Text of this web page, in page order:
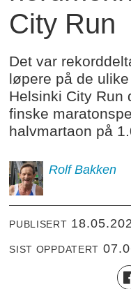
City Run
Det var
løpere på de
Helsinki City Run
finske
halvmartaon på
Rolf Bakken
PUBLISERT
SIST OPPDATERT